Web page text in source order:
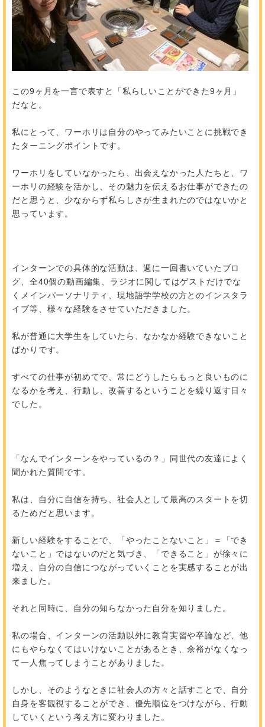
この9ヶ月を一言で表すと「私らしいことができた9ヶ月」
だなと。
私にとって、ワーホリは自分のやってみたいことに挑戦でき
たターニングポイントです。
ワーホリをしていなかったら、出会えなかった人たちと、ワ
ーホリの経験を活かし、その魅力を伝えるお仕事ができたの
だと思うと、少なからず私らしさが生まれたのではないかと
思っています。
インターンでの具体的な活動は、週に一回書いていたブロ
グ、全40個の動画編集、ラジオに関してはゲストだけでな
くメインパーソナリティ、現地語学学校の方とのインスタラ
イブ等、様々な経験をさせていただきました。
私が普通に大学生をしていたら、なかなか経験できないこと
ばかりです。
すべての仕事が初めてで、常にどうしたらもっと良いものに
なるかを考え、行動し、改善するということを繰り返す日々
でした。
「なんでインターンをやっているの？」同世代の友達によく
聞かれた質問です。
私は、自分に自信を持ち、社会人として最高のスタートを切
るためだと思います。
新しい経験をすることで、「やったことないこと」＝「でき
ないこと」ではないのだと気づき、「できること」が徐々に
増え、自分の自信につながっていくことを実感することが出
来ました。
それと同時に、自分の知らなかった自分を知りました。
私の場合、インターンの活動以外に教育実習や卒論など、他
にもやらなくてはいけないことがあるとき、余裕がなくなっ
て一人焦ってしまうことがありました。
しかし、そのようなときに社会人の方々と話すことで、自分
自身を客観視することができ、優先順位をつけながら、行動
していくという考え方に変わりました。